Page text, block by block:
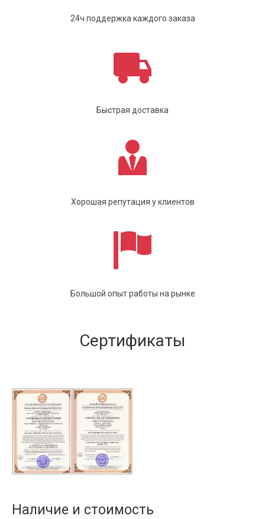
24ч поддержка каждого заказа
Быстрая доставка
Хорошая репутация у клиентов
Большой опыт работы на рынке
Сертификаты
Наличие и стоимость